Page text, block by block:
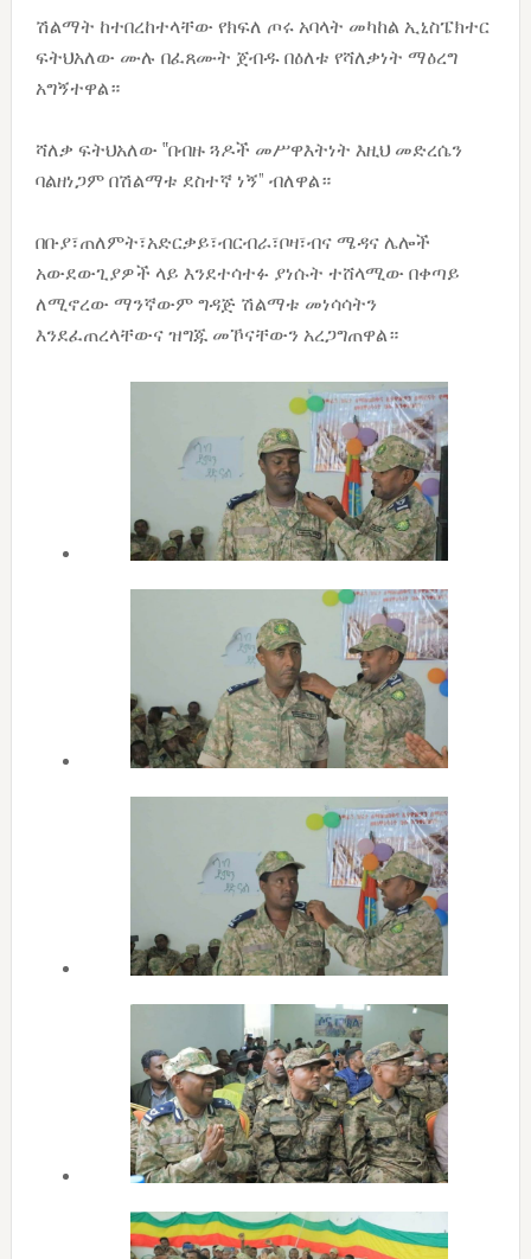
ሽልማት ከተበረከተላቸው የክፍለ ጦሩ አባላት መካከል ኢኒስፔክተር
ፍትህአለው ሙሉ በፈጸሙት ጀብዱ በዕለቱ የሻለቃነት ማዕረግ
አግኝተዋል።
ሻለቃ ፍትህአለው ‟በብዙ ጓዶች መሥዋእትነት እዚህ መድረሴን
ባልዘነጋም በሽልማቱ ደስተኛ ነኝ” ብለዋል።
በቡያ፣ጠለምት፣አድርቃይ፣ብርብራ፣ቦዛ፣ብና ሜዳና ሌሎች
አውደውጊያዎች ላይ እንደተሳተፉ ያነሱት ተሸላሚው በቀጣይ
ለሚኖረው ማንኛውም ግዳጅ ሽልማቱ መነሳሳትን
እንደፈጠረላቸውና ዝግጁ መኾናቸውን አረጋግጠዋል።